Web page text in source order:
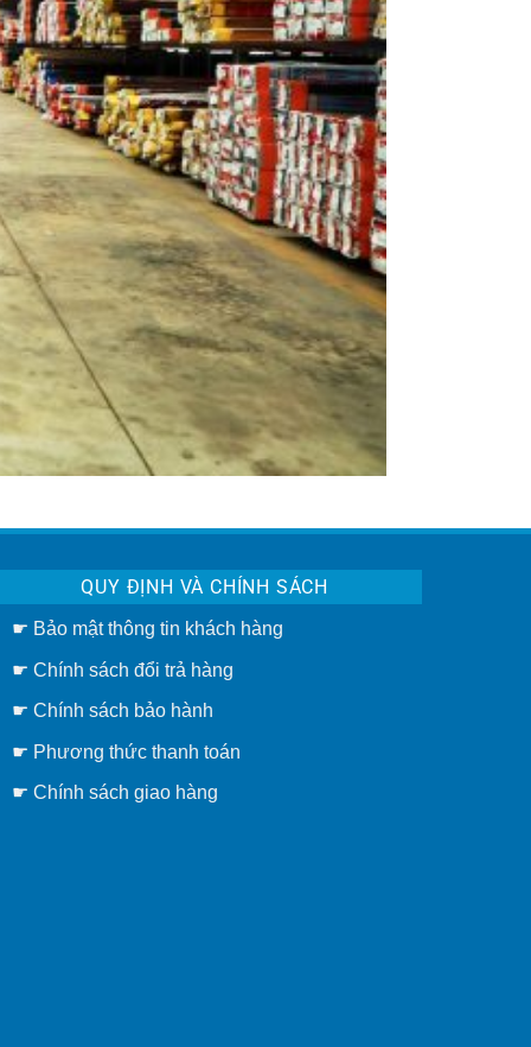
QUY ĐỊNH VÀ CHÍNH SÁCH
☛ Bảo mật thông tin khách hàng
☛Chính sách đổi trả hàng
☛ Chính sách bảo hành
☛ Phương thức thanh toán
☛Chính sách giao hàng